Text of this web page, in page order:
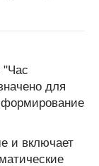
"Час
для
и включает